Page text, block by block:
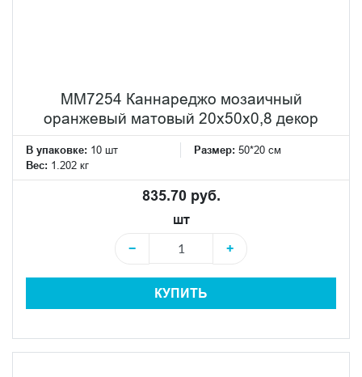
MM7254 Каннареджо мозаичный
оранжевый матовый 20x50x0,8 декор
В упаковке: 10 шт Размер: 50*20 см
Вес: 1.202 кг
835.70 руб.
шт
−
+
КУПИТЬ